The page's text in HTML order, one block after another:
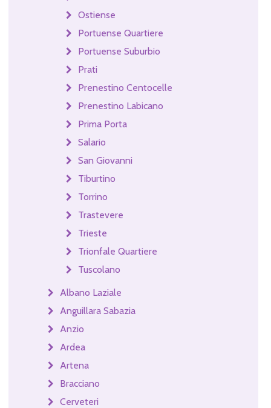
Ostiense
Portuense Quartiere
Portuense Suburbio
Prati
Prenestino Centocelle
Prenestino Labicano
Prima Porta
Salario
San Giovanni
Tiburtino
Torrino
Trastevere
Trieste
Trionfale Quartiere
Tuscolano
Albano Laziale
Anguillara Sabazia
Anzio
Ardea
Artena
Bracciano
Cerveteri